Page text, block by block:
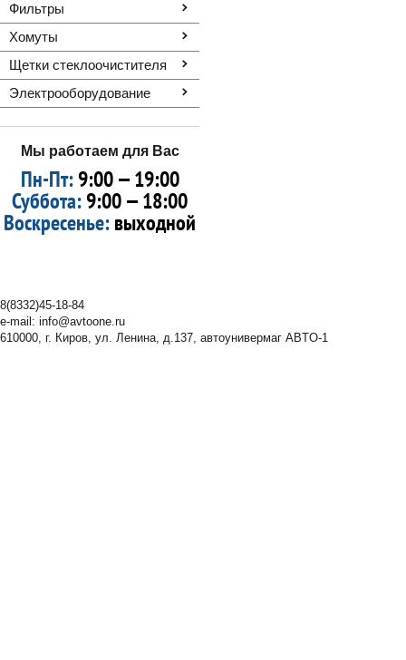
Фильтры
Хомуты
Щетки стеклоочистителя
Электрооборудование
Мы работаем для Вас
Пн-Пт:9:00 — 19:00
Суббота:9:00 — 18:00
Воскресенье:выходной
8(8332)45-18-84
e-mail: info@avtoone.ru
610000, г. Киров, ул. Ленина, д.137, автоунивермаг ABTO-1